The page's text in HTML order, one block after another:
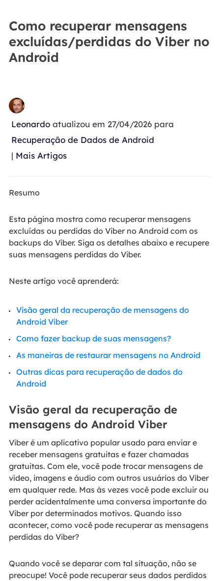
Como recuperar mensagens
excluídas/perdidas do Viber no
Android
Leonardoatualizou em 27/04/2026 para
Recuperação de Dados de Android
| Mais Artigos
Resumo
Esta página mostra como recuperar mensagens
excluídas ou perdidas do Viber no Android com os
backups do Viber. Siga os detalhes abaixo e recupere
suas mensagens perdidas do Viber.
Neste artigo você aprenderá:
Visão geral da recuperação de mensagens do
Android Viber
Como fazer backup de suas mensagens?
As maneiras de restaurar mensagens no Android
Outras dicas para recuperação de dados do
Android
Visão geral da recuperação de
mensagens do Android Viber
Viber é um aplicativo popular usado para enviar e
receber mensagens gratuitas e fazer chamadas
gratuitas. Com ele, você pode trocar mensagens de
vídeo, imagens e áudio com outros usuários do Viber
em qualquer rede. Mas às vezes você pode excluir ou
perder acidentalmente uma conversa importante do
Viber por determinados motivos. Quando isso
acontecer, como você pode recuperar as mensagens
perdidas do Viber?
Quando você se deparar com tal situação, não se
preocupe! Você pode recuperar seus dados perdidos